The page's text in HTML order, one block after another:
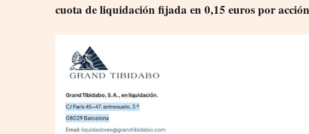
cuota de liquidación fijada en 0,15 euros por acción